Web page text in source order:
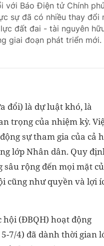
với Báo Điện tử Chính
sự đã có nhiều thay
đất đai - tài nguyên
giai đoạn phát triển mới.
đổi) là dự luật khó, là
trọng của nhiệm kỳ.
sự tham gia của cả
lớp Nhân dân. Quy
sâu rộng đến mọi mặt
cũng như quyền và lợi
hội (ĐBQH) hoạt động
7/4) đã dành thời gian